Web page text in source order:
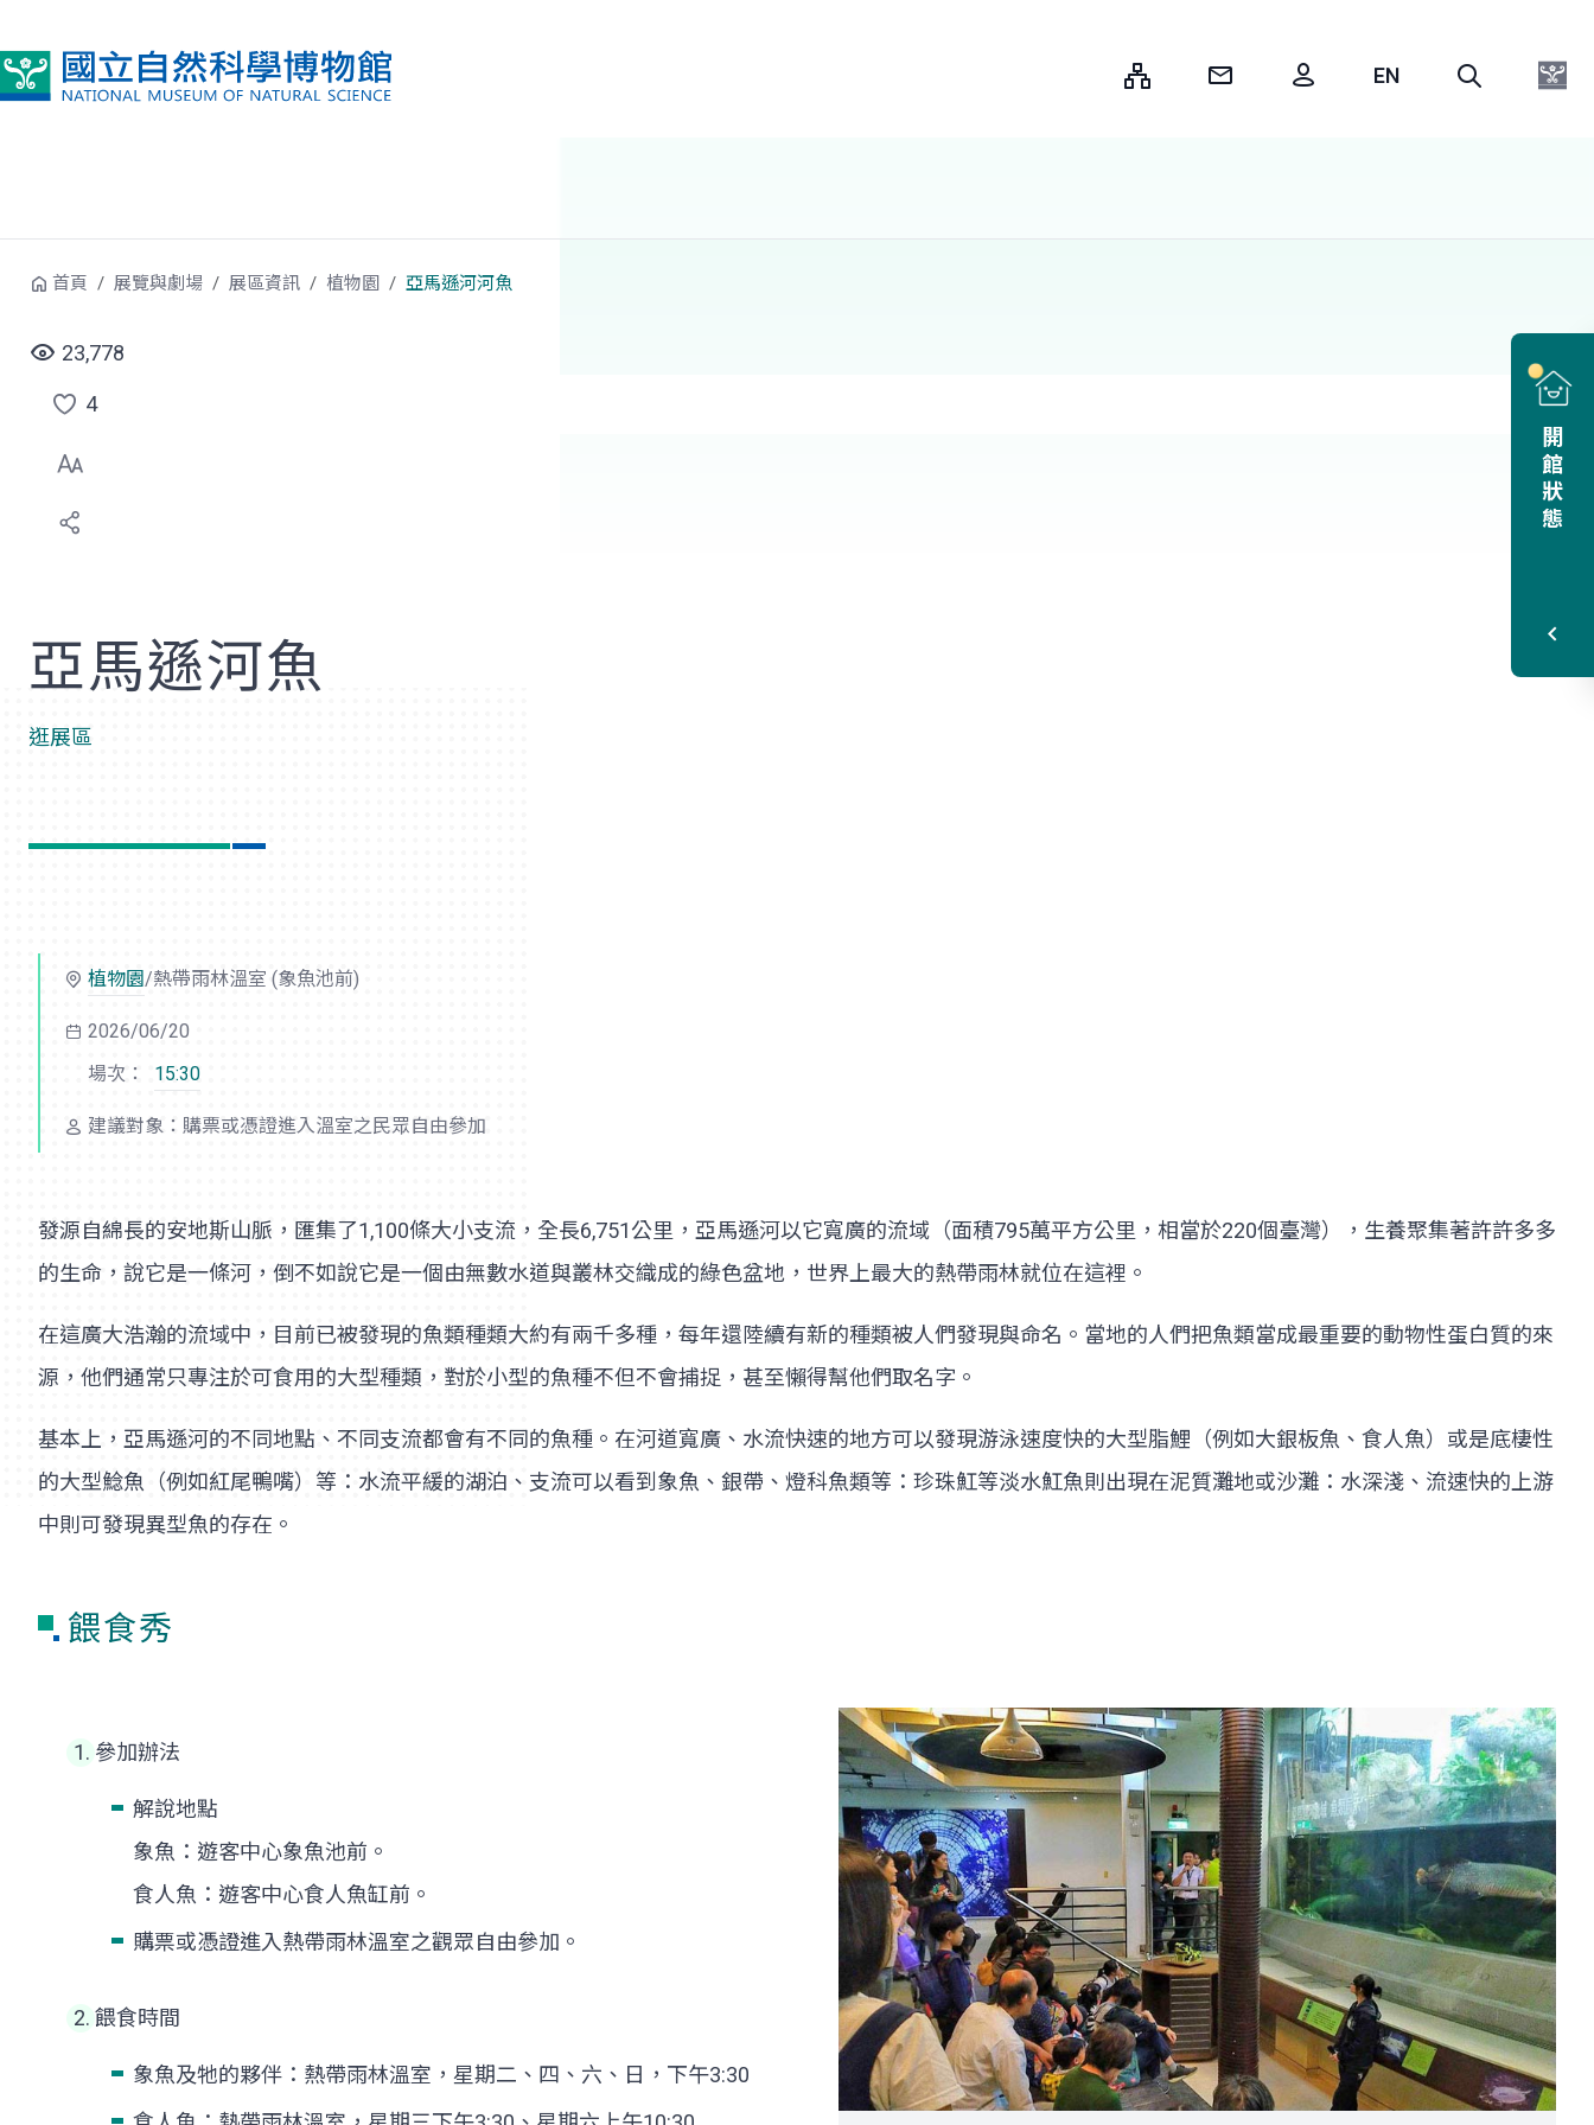
開館狀態
首頁 展覽與劇場 展區資訊 植物園 亞馬遜河河魚
23,778
點
選
喜
4
亞馬遜河魚
逛展區
植物園/熱帶雨林溫室 (象魚池前)
2026/06/20
場次：
15:30
建議對象：購票或憑證進入溫室之民眾自由參加
發源自綿長的安地斯山脈，匯集了1,100條大小支流，全長6,751公里，亞馬遜河以它寬廣的流域（面積795萬平方公里，相當於220個臺灣），生養聚集著許許多多
的生命，說它是一條河，倒不如說它是一個由無數水道與叢林交織成的綠色盆地，世界上最大的熱帶雨林就位在這裡。
在這廣大浩瀚的流域中，目前已被發現的魚類種類大約有兩千多種，每年還陸續有新的種類被人們發現與命名。當地的人們把魚類當成最重要的動物性蛋白質的來
源，他們通常只專注於可食用的大型種類，對於小型的魚種不但不會捕捉，甚至懶得幫他們取名字。
基本上，亞馬遜河的不同地點、不同支流都會有不同的魚種。在河道寬廣、水流快速的地方可以發現游泳速度快的大型脂鯉（例如大銀板魚、食人魚）或是底棲性
的大型鯰魚（例如紅尾鴨嘴）等：水流平緩的湖泊、支流可以看到象魚、銀帶、燈科魚類等：珍珠魟等淡水魟魚則出現在泥質灘地或沙灘：水深淺、流速快的上游
中則可發現異型魚的存在。
餵食秀
參加辦法
解說地點
象魚：遊客中心象魚池前。
食人魚：遊客中心食人魚缸前。
購票或憑證進入熱帶雨林溫室之觀眾自由參加。
餵食時間
象魚及牠的夥伴：熱帶雨林溫室，星期二、四、六、日，下午3:30